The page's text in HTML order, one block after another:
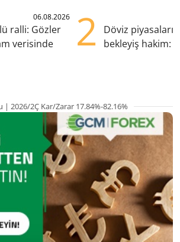
06.08.2026
ralli: Gözler
verisinde
2
Döviz
bekleyiş hakim:
| 2026/2Ç Kar/Zarar 17.84%-82.16%